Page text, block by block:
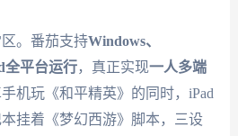
。番茄支持Windows、
全平台运行，真正实现一人多端
机玩《和平精英》的同时，iPad
挂着《梦幻西游》脚本，三设